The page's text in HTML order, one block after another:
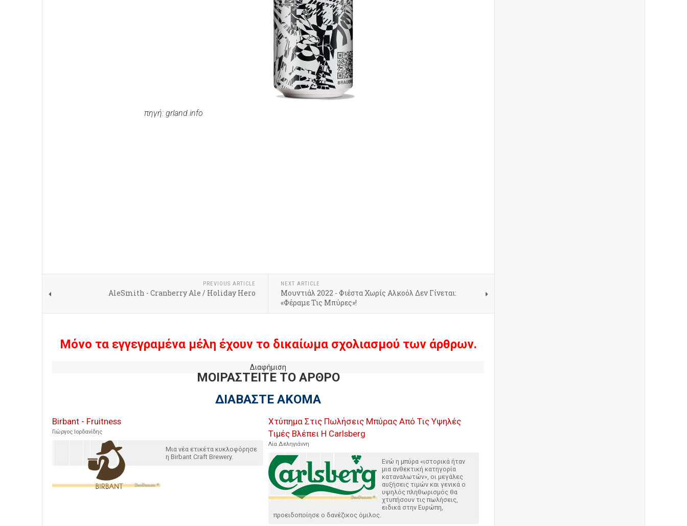
πηγή: grland.info
PREVIOUS ARTICLE
AleSmith - Cranberry Ale / Holiday Hero
NEXT ARTICLE
Μουντιάλ 2022 - Φιέστα Χωρίς Αλκοόλ Δεν Γίνεται:
«Φέραμε Τις Μπύρες»!
Μόνο τα εγγεγραμένα μέλη έχουν το δικαίωμα σχολιασμού των άρθρων.
Διαφήμιση
ΜΟΙΡΑΣΤΕΙΤΕ ΤΟ ΑΡΘΡΟ
ΔΙΑΒΑΣΤΕ ΑΚΟΜΑ
Birbant - Fruitness
Γιώργος Ιορδανίδης
Μια νέα ετικέτα κυκλοφόρησε
η Birbant Craft Brewery.
Χτύπημα Στις Πωλήσεις Μπύρας Από Τις Υψηλές
Τιμές Βλέπει Η Carlsberg
Λία Δεληγιάννη
Ενώ η μπύρα «ιστορικά ήταν
μια ανθεκτική κατηγορία
καταναλωτών», οι μεγάλες
αυξήσεις τιμών και γενικά ο
υψηλός πληθωρισμός θα
χτυπήσουν τις πωλήσεις,
ειδικά στην Ευρώπη,
προειδοποίησε ο δανέζικος όμιλος.